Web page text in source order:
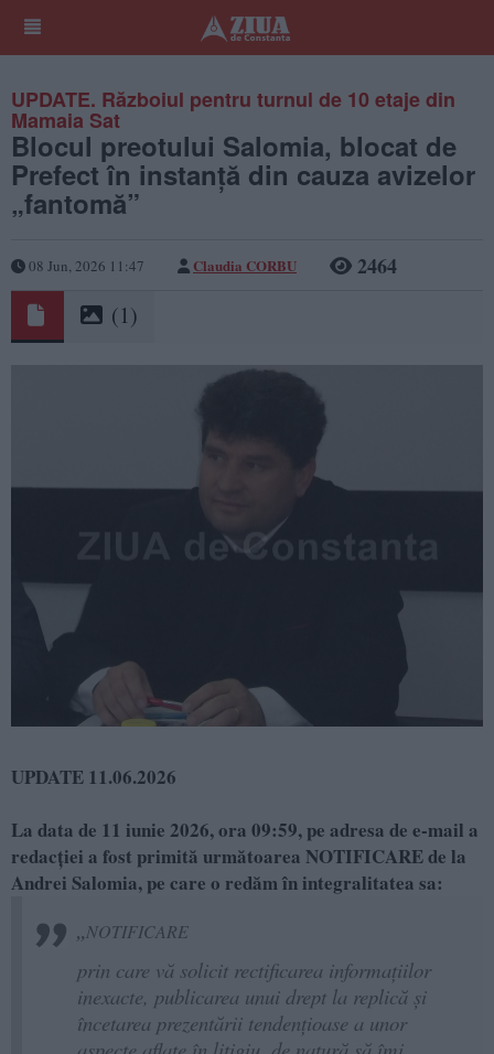
UPDATE. Războiul pentru turnul de 10 etaje din
Mamaia Sat
Blocul preotului Salomia, blocat de
Prefect în instanță din cauza avizelor
„fantomă”
08 Jun, 2026 11:47 Claudia CORBU 2464
(1)
UPDATE 11.06.2026
La data de 11 iunie 2026, ora 09:59, pe adresa de e-mail a
redacției a fost primită următoarea NOTIFICARE de la
Andrei Salomia, pe care o redăm în integralitatea sa:
„NOTIFICARE
prin care vă solicit rectificarea informațiilor
inexacte, publicarea unui drept la replică și
încetarea prezentării tendențioase a unor